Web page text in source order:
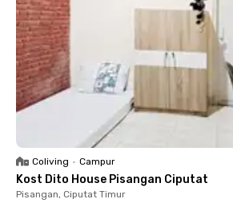
Coliving • Campur
Kost Dito House Pisangan Ciputat
Pisangan, Ciputat Timur